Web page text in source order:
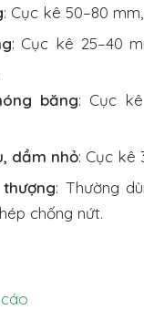
: Cục kê 50–80
: Cục kê 25–40
băng: Cục
dầm nhỏ: Cục kê
: Thường
chống nứt.